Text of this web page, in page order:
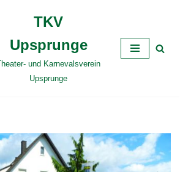
TKV
Upsprunge
Theater- und Karnevalsverein
Upsprunge